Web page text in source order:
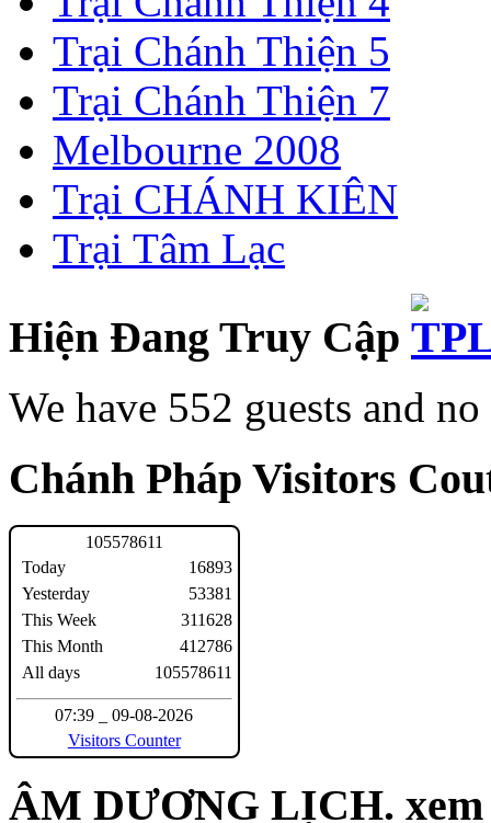
Trại Chánh Thiện 5
Trại Chánh Thiện 7
Melbourne 2008
Trại CHÁNH KIÊN
Trại Tâm Lạc
Hiện Đang Truy Cập
We have 552 guests and
Chánh Pháp Visitors
105578611
Today
Yesterday
This Week
This Month
All days
16893
53381
311628
412786
105578611
07:39 _ 09-08-2026
Visitors Counter
ÂM DƯƠNG LỊCH. xem